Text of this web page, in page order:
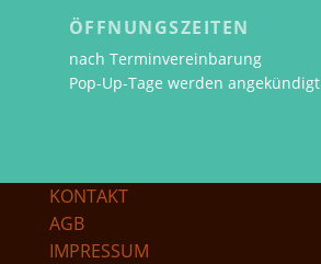
ÖFFNUNGSZEITEN
nach Terminvereinbarung
Pop-Up-Tage werden angekündigt
KONTAKT
AGB
IMPRESSUM